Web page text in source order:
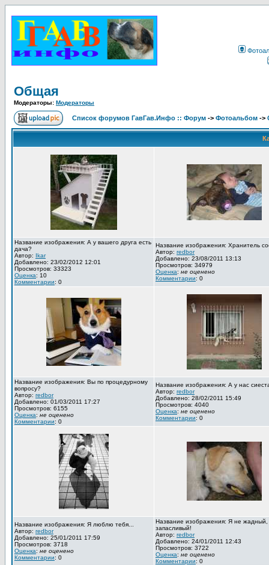
Общая
Модераторы: Модераторы
Список форумов ГавГав.Инфо :: Форум -> Фотоальбом ->
Название изображения: А у вашего друга есть
дача?
Автор: Ikar
Добавлено: 23/02/2012 12:01
Просмотров: 33323
Оценка: 10
Комментарии: 0
Название изображения: Хранитель
Автор: redbor
Добавлено: 23/08/2011 13:13
Просмотров: 34979
Оценка: не оценено
Комментарии: 0
Название изображения: Вы по процедурному
вопросу?
Автор: redbor
Добавлено: 01/03/2011 17:27
Просмотров: 6155
Оценка: не оценено
Комментарии: 0
Название изображения: А у нас
Автор: redbor
Добавлено: 28/02/2011 15:49
Просмотров: 4040
Оценка: не оценено
Комментарии: 0
Название изображения: Я люблю тебя...
Автор: redbor
Добавлено: 25/01/2011 17:59
Просмотров: 3718
Оценка: не оценено
Комментарии: 0
Название изображения: Я не жадный,
запасливый!
Автор: redbor
Добавлено: 24/01/2011 12:43
Просмотров: 3722
Оценка: не оценено
Комментарии: 0